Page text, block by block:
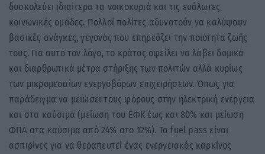
δυσκολεύει ιδιαίτερα τα νοικοκυριά και τις ευάλωτες
κοινωνικές ομάδες. Πολλοί πολίτες αδυνατούν να καλύψουν
βασικές ανάγκες, γεγονός που επηρεάζει την ποιότητα ζωής
τους. Για αυτό τον λόγο, το κράτος οφείλει να λάβει δομικά
και διαρθρωτικά μέτρα στήριξης των πολιτών αλλά κυρίως
των μικρομεσαίων ενεργοβόρων επιχειρήσεων. Όπως για
παράδειγμα να μειώσει τους φόρους στην ηλεκτρική ενέργεια
και στα καύσιμα (μείωση του ΕΦΚ έως και 80% και μείωση
ΦΠΑ στα καύσιμα από 24% στο 12%). Τα fuel pass είναι
ασπιρίνες για να θεραπευτεί ένας ενεργειακός καρκίνος